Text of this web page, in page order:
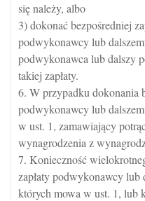
się należy, albo
3) dokonać bezpośredniej
podwykonawcy lub
podwykonawca lub dalszy
takiej zapłaty.
6. W przypadku dokonania
podwykonawcy lub
w ust. 1, zamawiający
wynagrodzenia z
7. Konieczność
zapłaty podwykonawcy
których mowa w ust. 1, lub